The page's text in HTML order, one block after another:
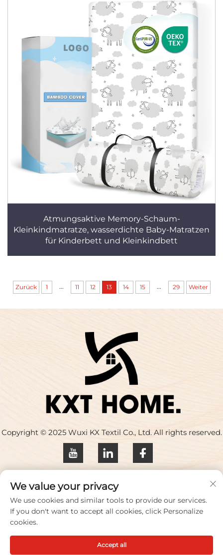
Atmungsaktive Memory-Schaum-
Kleinkindmatratze, wasserdichte Baby-Matratzen
für Kinderbett und Kleinkindbett
Zurück 1 ... 11 12 13 14 15 ... 29 Weiter
Copyright © 2025 Wuxi KX Textil Co., Ltd. All rights reserved.
Datenschutzrichtlinie
Kontaktieren Sie uns
Address: Gebäude 17, Huaqing Creative Park, Nr. 33
Zhihui Road, Stadt Wuxi, Provinz Jiangsu, China
+86-18100656573
We value your privacy
We use cookies and similar tools to provide our services.
If you don't want to accept all cookies, click Personalize
cookies.
Accept all